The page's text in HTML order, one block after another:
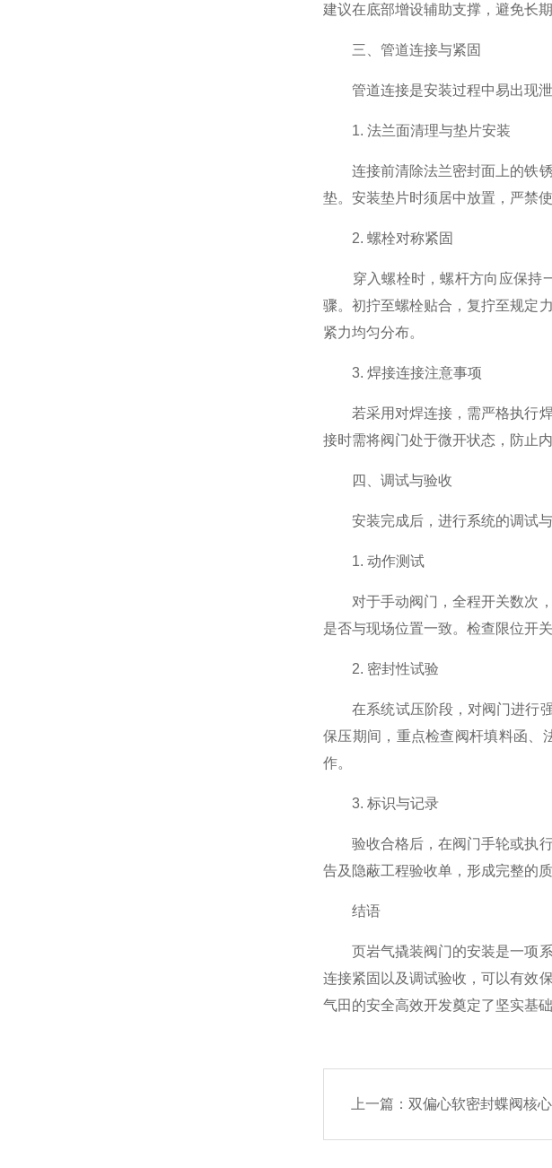
建议在底部增设辅助支撑，避免长
三、管道连接与紧固
管道连接是安装过程中易出现泄
1. 法兰面清理与垫片安装
连接前清除法兰密封面上的铁锈
垫。安装垫片时须居中放置，严禁
2. 螺栓对称紧固
穿入螺栓时，螺杆方向应保持一
骤。初拧至螺栓贴合，复拧至规定
紧力均匀分布。
3. 焊接连接注意事项
若采用对焊连接，需严格执行焊
接时需将阀门处于微开状态，防止
四、调试与验收
安装完成后，进行系统的调试与
1. 动作测试
对于手动阀门，全程开关数次，
是否与现场位置一致。检查限位开
2. 密封性试验
在系统试压阶段，对阀门进行强
保压期间，重点检查阀杆填料函、
作。
3. 标识与记录
验收合格后，在阀门手轮或执行
告及隐蔽工程验收单，形成完整的质
结语
页岩气撬装阀门的安装是一项系
连接紧固以及调试验收，可以有效
气田的安全高效开发奠定了坚实基础
上一篇： 双偏心软密封蝶阀核